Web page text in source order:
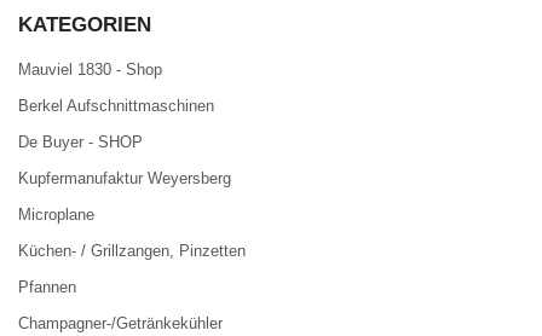
KATEGORIEN
Mauviel 1830 - Shop
Berkel Aufschnittmaschinen
De Buyer - SHOP
Kupfermanufaktur Weyersberg
Microplane
Küchen- / Grillzangen, Pinzetten
Pfannen
Champagner-/Getränkekühler